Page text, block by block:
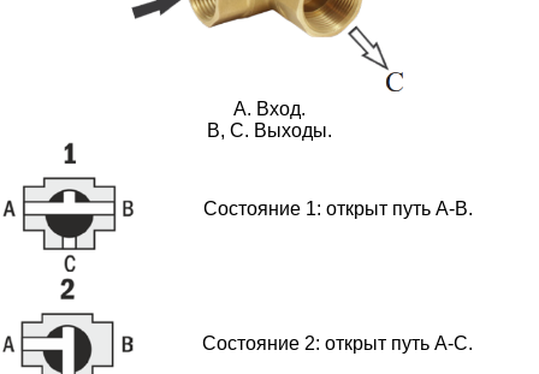
А. Вход.
В, С. Выходы.
Cостояние 1: открыт путь А-В.
Cостояние 2: открыт путь А-C.